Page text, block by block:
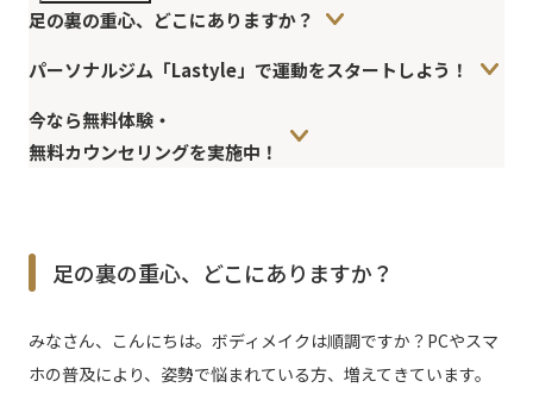
足の裏の重心、どこにありますか？
パーソナルジム「Lastyle」で運動をスタートしよう！
今なら無料体験・
無料カウンセリングを実施中！
足の裏の重心、どこにありますか？
みなさん、こんにちは。ボディメイクは順調ですか？PCやスマ
ホの普及により、姿勢で悩まれている方、増えてきています。